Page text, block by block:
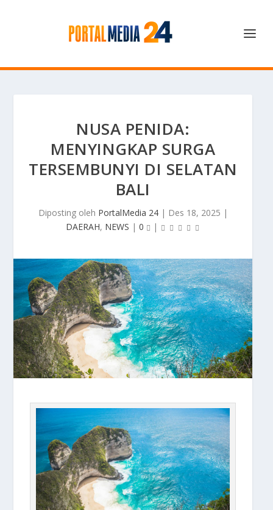
NUSA PENIDA:
MENYINGKAP SURGA
TERSEMBUNYI DI SELATAN
BALI
Diposting oleh PortalMedia 24| Des 18, 2025 |
DAERAH, NEWS | 0 |